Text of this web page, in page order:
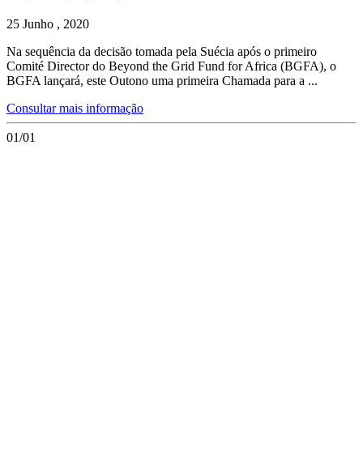
25 Junho , 2020
Na sequência da decisão tomada pela Suécia após o primeiro
Comité Director do Beyond the Grid Fund for Africa (BGFA), o
BGFA lançará, este Outono uma primeira Chamada para a ...
Consultar mais informação
01/01